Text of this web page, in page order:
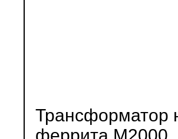
Трансформатор
феррита М2000,